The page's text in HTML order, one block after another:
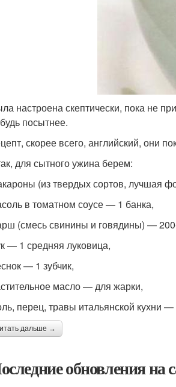
настроена скептически, пока не
посытнее.
скорее всего, английский, они
для сытного ужина берем:
(из твердых сортов, лучшая
в томатном соусе — 1 банка,
(смесь свинины и говядины) —
— 1 средняя луковица,
— 1 зубчик,
масло — для жарки,
перец, травы итальянской кухни —
дальше →
обновления на